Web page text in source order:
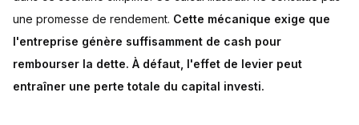
une promesse de rendement. Cette mécanique exige que
l'entreprise génère suffisamment de cash pour
rembourser la dette. À défaut, l'effet de levier peut
entraîner une perte totale du capital investi.